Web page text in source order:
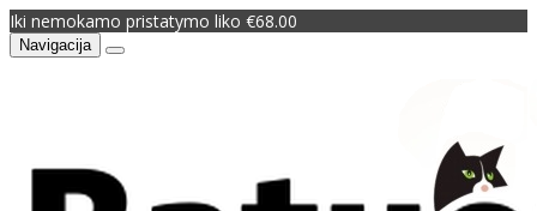
Iki nemokamo pristatymo liko €68.00
Navigacija